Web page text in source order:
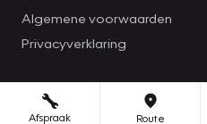
Afspraak Route
Algemene voorwaarden
Privacyverklaring